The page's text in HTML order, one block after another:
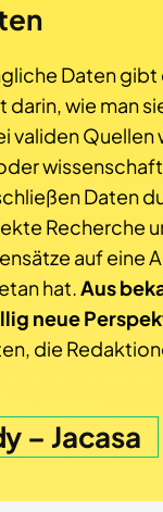
Daten gibt
wie man
validen Quellen
Daten
Recherche
auf eine
hat.Aus
neue
die
– Jacasa